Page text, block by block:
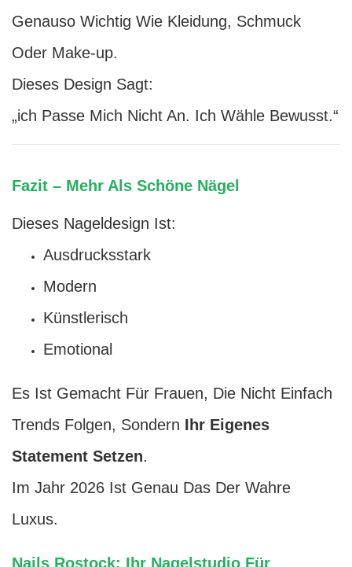
Genauso Wichtig Wie Kleidung, Schmuck
Oder Make-up.
Dieses Design Sagt:
„ich Passe Mich Nicht An. Ich Wähle Bewusst.“
Fazit – Mehr Als Schöne Nägel
Dieses Nageldesign Ist:
Ausdrucksstark
Modern
Künstlerisch
Emotional
Es Ist Gemacht Für Frauen, Die Nicht Einfach
Trends Folgen, Sondern Ihr Eigenes
Statement Setzen.
Im Jahr 2026 Ist Genau Das Der Wahre
Luxus.
Nails Rostock: Ihr Nagelstudio Für